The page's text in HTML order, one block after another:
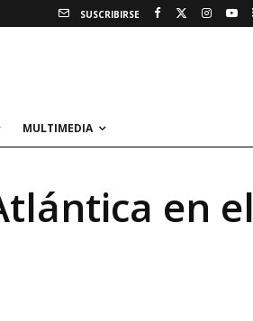
SUSCRIBIRSE
MULTIMEDIA
en el